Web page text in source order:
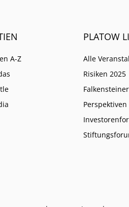
A-Z
PLATOW
Alle
Risiken 2025
Falkensteiner
Perspektiven